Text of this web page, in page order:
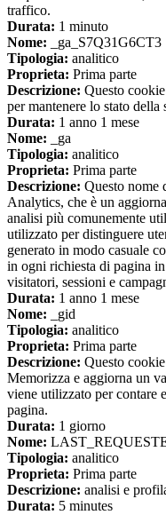
traffico.
Durata: 1 minuto
Nome: _ga_S7Q31G6CT3
Tipologia: analitico
Proprieta: Prima parte
Descrizione: Questo
per mantenere lo stato della
Durata: 1 anno 1 mese
Nome: _ga
Tipologia: analitico
Proprieta: Prima parte
Descrizione: Questo nome
Analytics, che è un
analisi più comunemente
utilizzato per distinguere
generato in modo casuale
in ogni richiesta di pagina
visitatori, sessioni e
Durata: 1 anno 1 mese
Nome: _gid
Tipologia: analitico
Proprieta: Prima parte
Descrizione: Questo
Memorizza e aggiorna un
viene utilizzato per contare
pagina.
Durata: 1 giorno
Nome:
Tipologia: analitico
Proprieta: Prima parte
Descrizione: analisi e
Durata: 5 minutes